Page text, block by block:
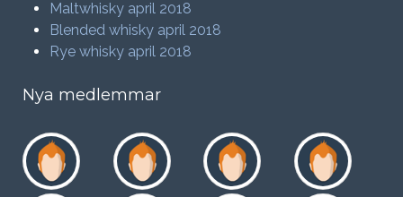
Maltwhisky april 2018
Blended whisky april 2018
Rye whisky april 2018
Nya medlemmar